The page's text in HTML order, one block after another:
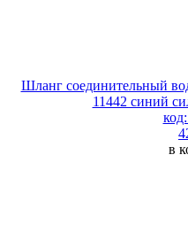
Шланг соединительный
11442 синий
в